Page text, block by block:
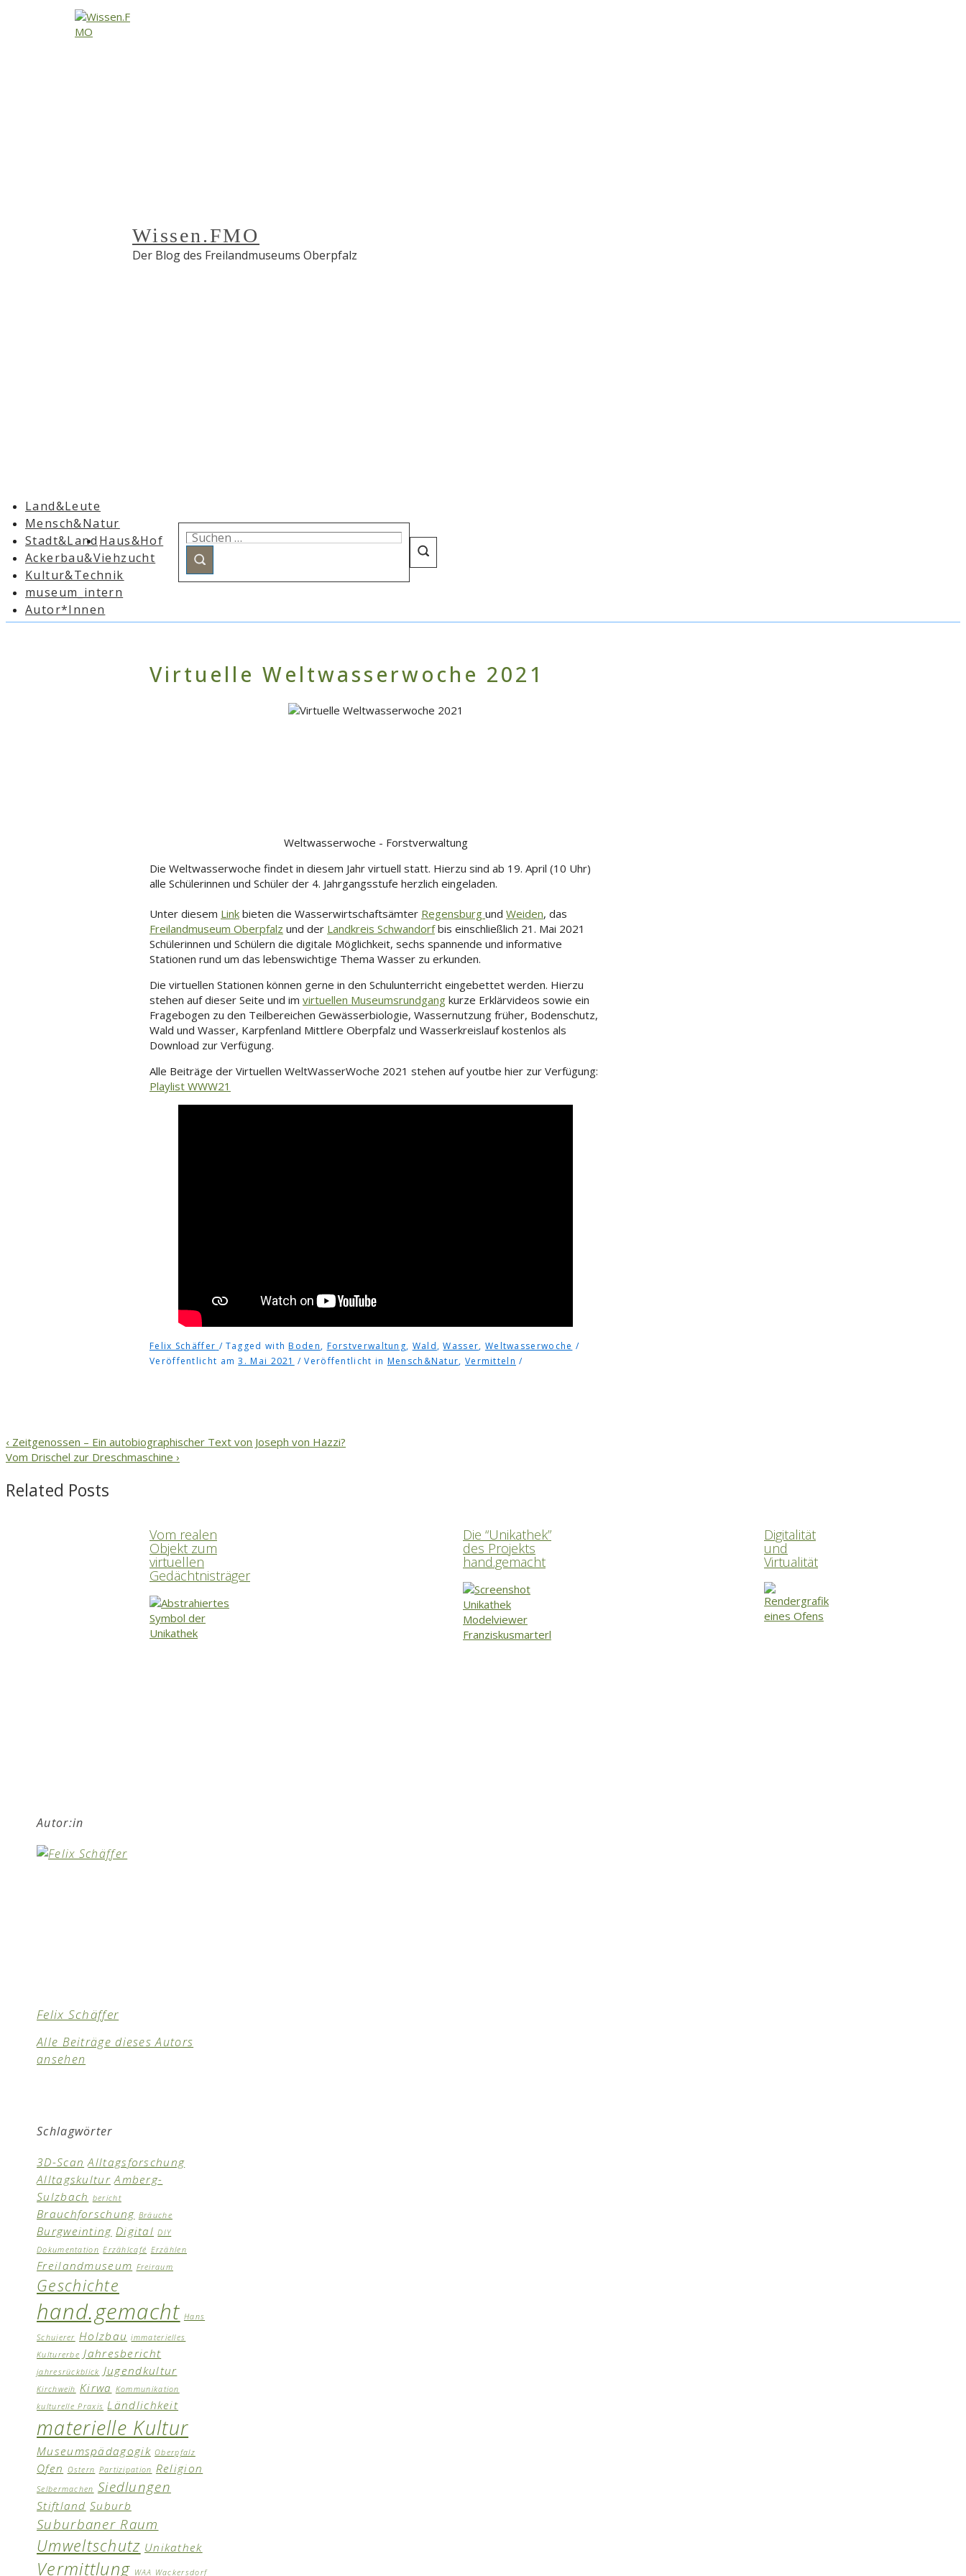
Wissen.FMO
Der Blog des Freilandmuseums Oberpfalz
Land&Leute
Mensch&Natur
Stadt&Land Haus&Hof
Ackerbau&Viehzucht
Kultur&Technik
museum_intern
Autor*Innen
Suchen
nach:
Virtuelle Weltwasserwoche 2021
Weltwasserwoche - Forstverwaltung
Die Weltwasserwoche findet in diesem Jahr virtuell statt. Hierzu sind ab 19. April (10 Uhr)
alle Schülerinnen und Schüler der 4. Jahrgangsstufe herzlich eingeladen.
Unter diesem Link bieten die Wasserwirtschaftsämter Regensburg und Weiden, das
Freilandmuseum Oberpfalz und der Landkreis Schwandorfbis einschließlich 21. Mai 2021
Schülerinnen und Schülern die digitale Möglichkeit, sechs spannende und informative
Stationen rund um das lebenswichtige Thema Wasser zu erkunden.
Die virtuellen Stationen können gerne in den Schulunterricht eingebettet werden. Hierzu
stehen auf dieser Seite und im virtuellen Museumsrundgang kurze Erklärvideos sowie ein
Fragebogen zu den Teilbereichen Gewässerbiologie, Wassernutzung früher, Bodenschutz,
Wald und Wasser, Karpfenland Mittlere Oberpfalz und Wasserkreislauf kostenlos als
Download zur Verfügung.
Alle Beiträge der Virtuellen WeltWasserWoche 2021 stehen auf youtbe hier zur Verfügung:
Playlist WWW21
Felix Schäffer Tagged withBoden, Forstverwaltung, Wald,Wasser, Weltwasserwoche
Veröffentlicht am3. Mai 2021 Veröffentlicht in Mensch&Natur, Vermitteln
Beitragsnavigation
Vorheriger
Beitrag
‹ Zeitgenossen – Ein autobiographischer Text von Joseph von Hazzi?
Nächster
ist
Vom Drischel zur Dreschmaschine ›
Related Posts
Vom realen
Objekt zum
virtuellen
Gedächtnisträger
Die “Unikathek”
des Projekts
hand.gemacht
Digitalität
und
Virtualität
Autor:in
Felix Schäffer
Alle Beiträge dieses Autors
ansehen
Schlagwörter
3D-Scan Alltagsforschung
Alltagskultur Amberg-
Sulzbach bericht
Brauchforschung Bräuche
Burgweinting Digital DIY
Dokumentation Erzählcafé Erzählen
Freilandmuseum Freiraum
Geschichte
hand.gemacht Hans
Schuierer Holzbau immaterielles
Kulturerbe Jahresbericht
jahresrückblick Jugendkultur
Kirchweih Kirwa Kommunikation
kulturelle Praxis Ländlichkeit
materielle Kultur
Museumspädagogik Oberpfalz
Ofen Ostern Partizipation Religion
Selbermachen Siedlungen
Stiftland Suburb
Suburbaner Raum
Umweltschutz Unikathek
Vermittlung WAA Wackersdorf